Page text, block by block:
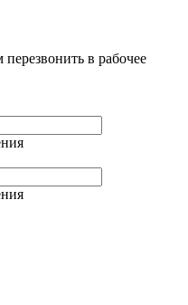
в рабочее